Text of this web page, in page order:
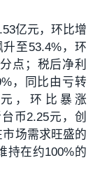
亿元，环比增
至53.4%，环
点；税后净利
，同比由亏转
，环比暴涨
币2.25元，创
市场需求旺盛的
持在约100%的